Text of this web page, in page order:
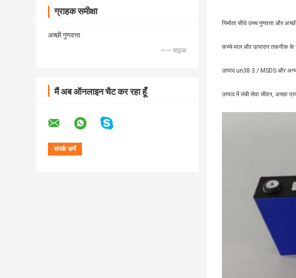
ग्राहक समीक्षा
अच्छी गुणवत्ता
—— माइक
मैं अब ऑनलाइन चैट कर रहा हूँ
निर्माता सीधे उच्च गुणवत्ता और
कच्चे माल और उत्पादन तकनीक के
उत्पाद un38 3 / MSDS और अन्य
उत्पाद में लंबी सेवा जीवन, अच्छा